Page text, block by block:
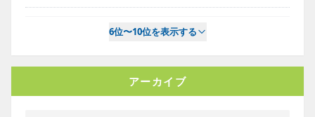
6位〜10位を表示する
アーカイブ